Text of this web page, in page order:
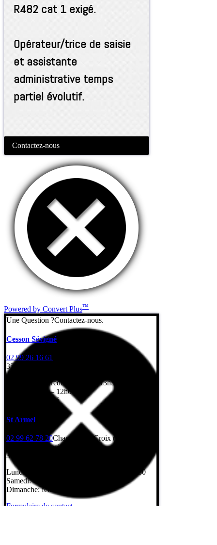
R482 cat 1 exigé.
Opérateur/trice de saisie
et assistante
administrative temps
partiel évolutif.
Contactez-nous
Powered by Convert Plus™
Une Question ?Contactez-nous.
Cesson Sévigné
02 99 26 16 61
35510 Cesson-Sévigné
Lundi au vendredi: 8h – 12h / 13h30 – 17h30
Samedi: 8h30 – 12h00
Dimanche: fermé
St Armel
02 99 62 78 20Champ de la Croix (Gps : rue
Léonard de Vinci)
35230 Saint-Armel
Lundi au vendredi: 8h – 12h / 13h30 – 17h30
Samedi: fermé
Dimanche: fermé
Formulaire de contact